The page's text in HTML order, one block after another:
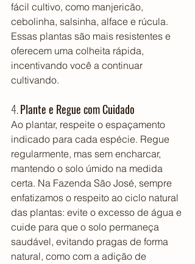
fácil cultivo, como manjericão,
cebolinha, salsinha, alface e rúcula.
Essas plantas são mais resistentes e
oferecem uma colheita rápida,
incentivando você a continuar
cultivando.
4. Plante e Regue com Cuidado
Ao plantar, respeite o espaçamento
indicado para cada espécie. Regue
regularmente, mas sem encharcar,
mantendo o solo úmido na medida
certa. Na Fazenda São José, sempre
enfatizamos o respeito ao ciclo natural
das plantas: evite o excesso de água e
cuide para que o solo permaneça
saudável, evitando pragas de forma
natural, como com a adição de